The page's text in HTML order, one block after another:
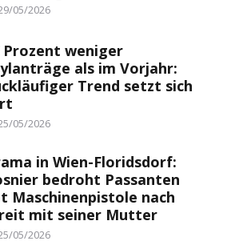
05/2026
Prozent weniger
als im Vorjahr:
Trend setzt sich
05/2026
in Wien-Floridsdorf:
bedroht Passanten
Maschinenpistole nach
mit seiner Mutter
05/2026